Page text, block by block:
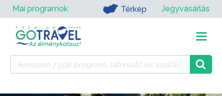
Mai programok Térkép Jegyvásárlás